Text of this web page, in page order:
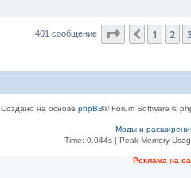
401 сообщение Страница
Пред.
1 2
Создано на основе phpBB® Forum Software ©
Моды и
Time: 0.044s| Peak Memory
Рeклама на